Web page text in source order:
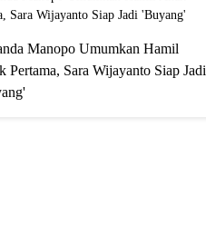
Manopo Umumkan Hamil
Pertama, Sara Wijayanto Siap Jadi